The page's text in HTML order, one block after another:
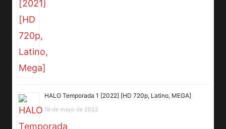
HALO Temporada 1 [2022] [HD 720p, Latino, MEGA]
19 de mayo de 2022